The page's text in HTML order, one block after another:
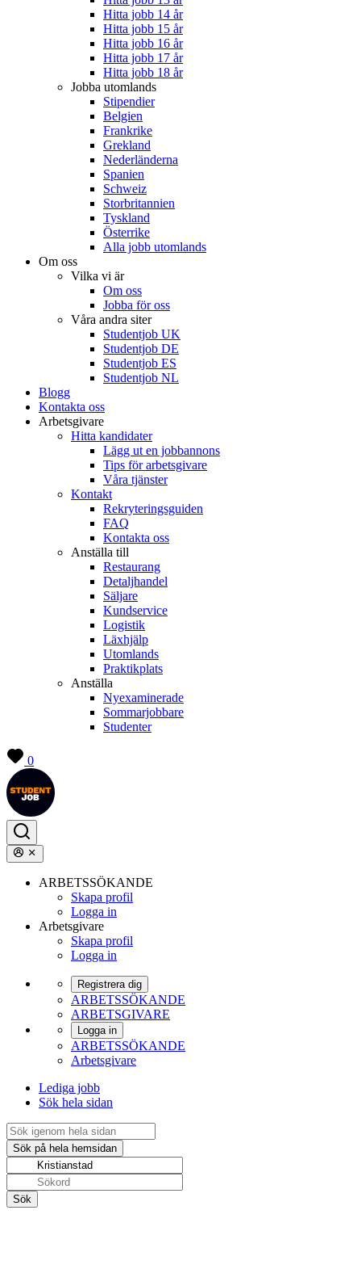
Hitta jobb 14 år
Hitta jobb 15 år
Hitta jobb 16 år
Hitta jobb 17 år
Hitta jobb 18 år
Jobba utomlands
Stipendier
Belgien
Frankrike
Grekland
Nederländerna
Spanien
Schweiz
Storbritannien
Tyskland
Österrike
Alla jobb utomlands
Om oss
Vilka vi är
Om oss
Jobba för oss
Våra andra siter
Studentjob UK
Studentjob DE
Studentjob ES
Studentjob NL
Blogg
Kontakta oss
Arbetsgivare
Hitta kandidater
Lägg ut en jobbannons
Tips för arbetsgivare
Våra tjänster
Kontakt
Rekryteringsguiden
FAQ
Kontakta oss
Anställa till
Restaurang
Detaljhandel
Säljare
Kundservice
Logistik
Läxhjälp
Utomlands
Praktikplats
Anställa
Nyexaminerade
Sommarjobbare
Studenter
0
ARBETSSÖKANDE
Skapa profil
Logga in
Arbetsgivare
Skapa profil
Logga in
Registrera dig
ARBETSSÖKANDE
ARBETSGIVARE
Logga in
ARBETSSÖKANDE
Arbetsgivare
Lediga jobb
Sök hela sidan